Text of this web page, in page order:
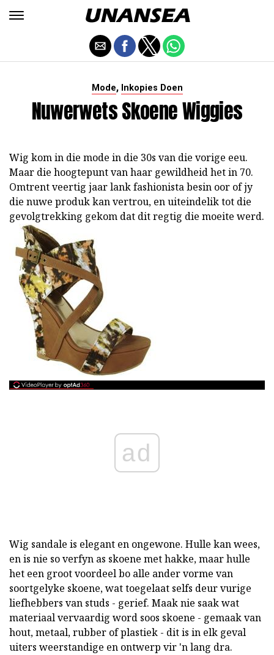
Mode, Inkopies Doen
Nuwerwets Skoene Wiggies
Wig kom in die mode in die 30s van die vorige eeu.
Maar die hoogtepunt van haar gewildheid het in 70.
Omtrent veertig jaar lank fashionista besin oor of jy
die nuwe produk kan vertrou, en uiteindelik tot die
gevolgtrekking gekom dat dit regtig die moeite werd.
ad
Wig sandale is elegant en ongewone. Hulle kan wees,
en is nie so verfyn as skoene met hakke, maar hulle
het een groot voordeel bo alle ander vorme van
soortgelyke skoene, wat toegelaat selfs deur vurige
liefhebbers van studs - gerief. Maak nie saak wat
materiaal vervaardig word soos skoene - gemaak van
hout, metaal, rubber of plastiek - dit is in elk geval
uiters weerstandige en ontwerp vir 'n lang dra.